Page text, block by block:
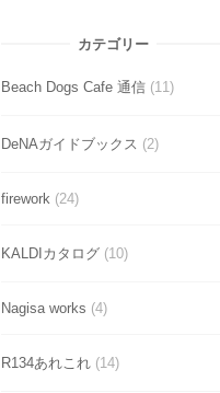
カテゴリー
Beach Dogs Cafe 通信(11)
DeNAガイドブックス (2)
firework(24)
KALDIカタログ(10)
Nagisa works (4)
R134あれこれ(14)